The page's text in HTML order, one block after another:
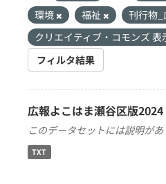
環境
福祉 刊行物_
クリエイティブ・コモンズ 表
フィルタ結果
広報よこはま瀬谷区版
このデータセットには説明が
TXT